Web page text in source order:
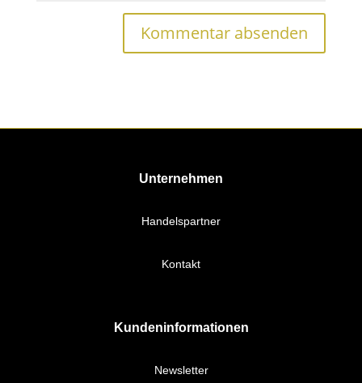
Unternehmen
Handelspartner
Kontakt
Kundeninformationen
Newsletter